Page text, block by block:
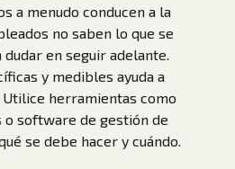
a menudo conducen a la
no saben lo que se
en seguir adelante.
y medibles ayuda a
herramientas como
software de gestión de
se debe hacer y cuándo.